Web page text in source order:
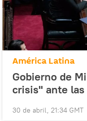
América Latina
Gobierno de
crisis" ante
30 de abril, 21:34 GMT